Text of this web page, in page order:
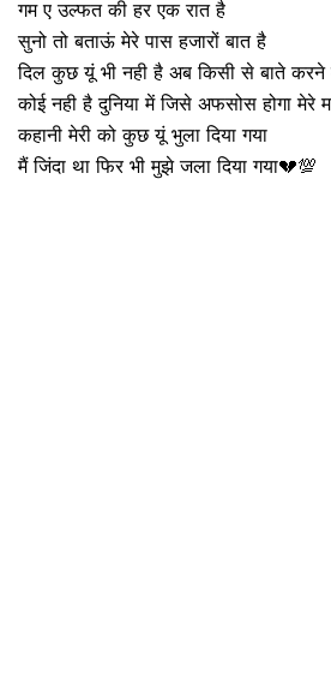
गम ए उल्फत की हर एक रात है
सुनो तो बताऊं मेरे पास हजारों बात है
दिल कुछ यूं भी नही है अब किसी से बाते करने
कोई नही है दुनिया में जिसे अफसोस होगा मेरे
कहानी मेरी को कुछ यूं भुला दिया गया
मैं जिंदा था फिर भी मुझे जला दिया गया💔💯